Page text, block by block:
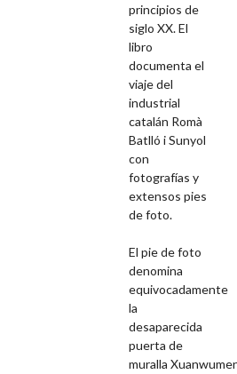
principios de
siglo XX. El
libro
documenta el
viaje del
industrial
catalán Romà
Batlló i Sunyol
con
fotografías y
extensos pies
de foto.
El pie de foto
denomina
equivocadamente
la
desaparecida
puerta de
muralla